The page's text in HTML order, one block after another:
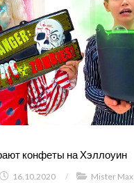
конфеты на Хэллоуин
16.10.2020 / Mister Max